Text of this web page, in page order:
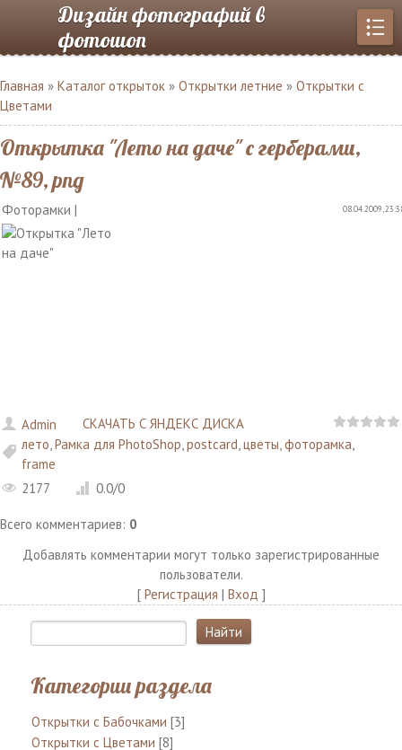
Дизайн фотографий в
фотошоп
Главная » Каталог открыток » Открытки летние » Открытки с
Цветами
Открытка "Лето на даче" с герберами,
№89, png
Фоторамки | 08.04.2009,
Admin
СКАЧАТЬ С ЯНДЕКС ДИСКА
лето,Рамка для PhotoShop,postcard,цветы,фоторамка,
frame
2177
0.0/0
Всего комментариев: 0
Добавлять комментарии могут только зарегистрированные
пользователи.
[ Регистрация | Вход ]
Категории раздела
Открытки с Бабочками [3]
Открытки с Цветами [8]